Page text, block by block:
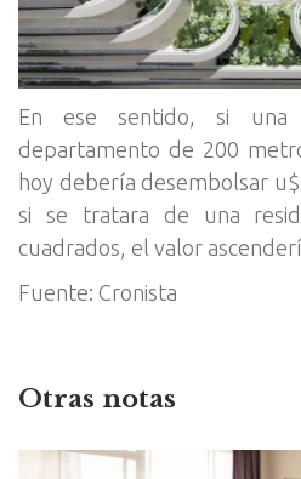
En ese sentido, si una
departamento de 200
hoy debería desembolsar
si se tratara de una
cuadrados, el valor
Fuente: Cronista
Otras notas